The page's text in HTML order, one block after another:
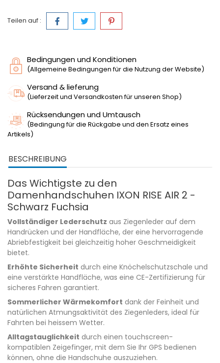
Teilen auf :
Bedingungen und Konditionen
(Allgemeine Bedingungen für die Nutzung der Website)
Versand & lieferung
(Lieferzeit und Versandkosten für unseren Shop)
Rücksendungen und Umtausch
(Bedingung für die Rückgabe und den Ersatz eines
Artikels)
BESCHREIBUNG
Das Wichtigste zu den
Damenhandschuhen IXON RISE AIR 2 -
Schwarz Fuchsia
Vollständiger Lederschutz aus Ziegenleder auf dem
Handrücken und der Handfläche, der eine hervorragende
Abriebfestigkeit bei gleichzeitig hoher Geschmeidigkeit
bietet.
Erhöhte Sicherheit durch eine Knöchelschutzschale und
eine verstärkte Handfläche, was eine CE-Zertifizierung für
sicheres Fahren garantiert.
Sommerlicher Wärmekomfort dank der Feinheit und
natürlichen Atmungsaktivität des Ziegenleders, ideal für
Fahrten bei heissem Wetter.
Alltagstauglichkeit durch einen touchscreen-
kompatiblen Zeigefinger, mit dem Sie Ihr GPS bedienen
können, ohne die Handschuhe auszuziehen.